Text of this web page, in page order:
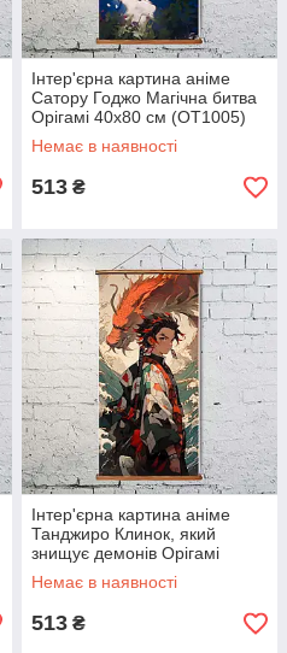
Інтер'єрна картина аніме
Сатору Годжо Магічна битва
Орігамі 40x80 см (OT1005)
Немає в наявності
513 ₴
Інтер'єрна картина аніме
Танджиро Клинок, який
знищує демонів Орігамі
40x80 см (OT1001)
Немає в наявності
513 ₴